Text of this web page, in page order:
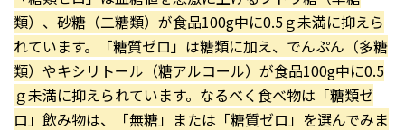
類）、砂糖（二糖類）が食品100g中に0.5ｇ未満に抑えら
れています。「糖質ゼロ」は糖類に加え、でんぷん（多糖
類）やキシリトール（糖アルコール）が食品100g中に0.5
ｇ未満に抑えられています。なるべく食べ物は「糖類ゼ
ロ」飲み物は、「無糖」または「糖質ゼロ」を選んでみま